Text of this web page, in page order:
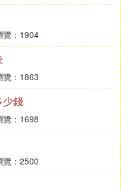
選擇控油清爽的護膚
品，敏感膚質選擇溫
需求的人選擇主打防
選擇有美白功效的產
厚重的霜質護膚品。
充裕的情況下，可以
產品用著也很舒服的
。
覽：1904
覽：1863
少錢
覽：1698
覽：2500